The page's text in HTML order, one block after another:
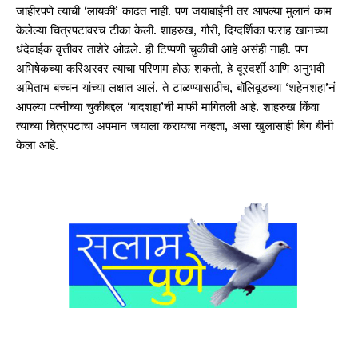
जाहीरपणे त्याची ‘लायकी’ काढत नाही. पण जयाबाईंनी तर आपल्या मुलानं काम
केलेल्या चित्रपटावरच टीका केली. शाहरुख, गौरी, दिग्दर्शिका फराह खानच्या
धंदेवाईक वृत्तीवर ताशेरे ओढले. ही टिप्पणी चुकीची आहे असंही नाही. पण
अभिषेकच्या करिअरवर त्याचा परिणाम होऊ शकतो, हे दूरदर्शी आणि अनुभवी
अमिताभ बच्चन यांच्या लक्षात आलं. ते टाळण्यासाठीच, बॉलिवूडच्या ‘शहेनशहा’नं
आपल्या पत्नीच्या चुकीबद्दल ‘बादशहा’ची माफी मागितली आहे. शाहरुख किंवा
त्याच्या चित्रपटाचा अपमान जयाला करायचा नव्हता, असा खुलासाही बिग बीनी
केला आहे.